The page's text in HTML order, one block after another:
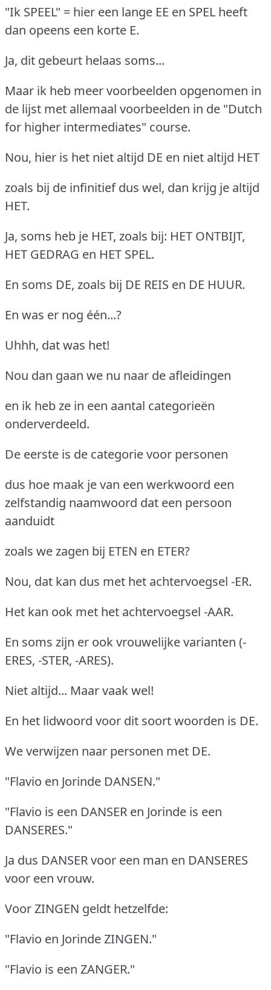
"Ik SPEEL" = hier een lange EE en SPEL heeft
dan opeens een korte E.
Ja, dit gebeurt helaas soms...
Maar ik heb meer voorbeelden opgenomen in
de lijst met allemaal voorbeelden in de "Dutch
for higher intermediates" course.
Nou, hier is het niet altijd DE en niet altijd HET
zoals bij de infinitief dus wel, dan krijg je altijd
HET.
Ja, soms heb je HET, zoals bij: HET ONTBIJT,
HET GEDRAG en HET SPEL.
En soms DE, zoals bij DE REIS en DE HUUR.
En was er nog één...?
Uhhh, dat was het!
Nou dan gaan we nu naar de afleidingen
en ik heb ze in een aantal categorieën
onderverdeeld.
De eerste is de categorie voor personen
dus hoe maak je van een werkwoord een
zelfstandig naamwoord dat een persoon
aanduidt
zoals we zagen bij ETEN en ETER?
Nou, dat kan dus met het achtervoegsel -ER.
Het kan ook met het achtervoegsel -AAR.
En soms zijn er ook vrouwelijke varianten (-
ERES, -STER, -ARES).
Niet altijd... Maar vaak wel!
En het lidwoord voor dit soort woorden is DE.
We verwijzen naar personen met DE.
"Flavio en Jorinde DANSEN."
"Flavio is een DANSER en Jorinde is een
DANSERES."
Ja dus DANSER voor een man en DANSERES
voor een vrouw.
Voor ZINGEN geldt hetzelfde:
"Flavio en Jorinde ZINGEN."
"Flavio is een ZANGER."